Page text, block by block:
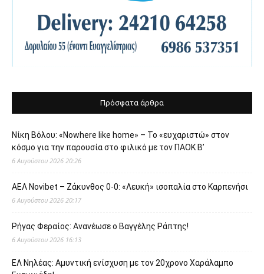
Πρόσφατα άρθρα
Νίκη Βόλου: «Nowhere like home» – Το «ευχαριστώ» στον
κόσμο για την παρουσία στο φιλικό με τον ΠΑΟΚ Β’
6 Αυγούστου 2026 20:26
ΑΕΛ Novibet – Ζάκυνθος 0-0: «Λευκή» ισοπαλία στο Καρπενήσι
6 Αυγούστου 2026 20:17
Ρήγας Φεραίος: Ανανέωσε ο Βαγγέλης Ράπτης!
6 Αυγούστου 2026 16:13
ΕΛ Νηλέας: Αμυντική ενίσχυση με τον 20χρονο Χαράλαμπο